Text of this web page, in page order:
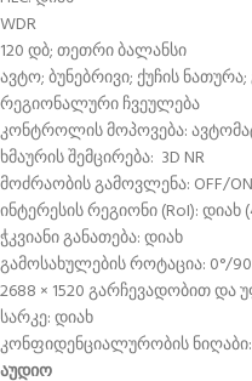
WDR
120 დბ; თეთრი ბალანსი
ავტო; ბუნებრივი; ქუჩის
რეგიონალური ჩვეულება
კონტროლის მოპოვება:
ხმაურის შემცირება: 3D NR
მოძრაობის გამოვლენა: OFF/
ინტერესის რეგიონი (RoI):
ჭკვიანი განათება: დიახ
გამოსახულების როტაცია: 0°/
2688 × 1520 გარჩევადობით
სარკე: დიახ
კონფიდენციალურობის
აუდიო